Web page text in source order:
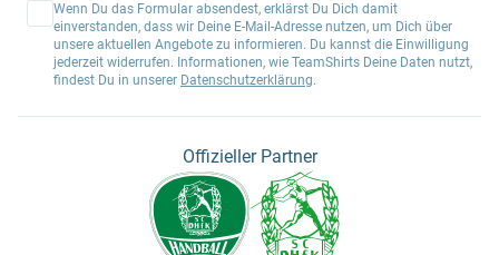
Wenn Du das Formular absendest, erklärst Du Dich damit
einverstanden, dass wir Deine E-Mail-Adresse nutzen, um Dich über
unsere aktuellen Angebote zu informieren. Du kannst die Einwilligung
jederzeit widerrufen. Informationen, wie TeamShirts Deine Daten nutzt,
findest Du in unserer Datenschutzerklärung.
Offizieller Partner